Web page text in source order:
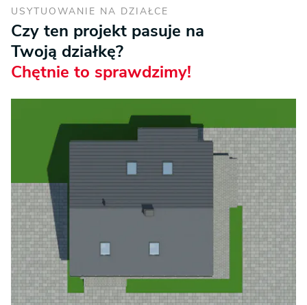
USYTUOWANIE NA DZIAŁCE
Czy ten projekt pasuje na
Twoją działkę?
Chętnie to sprawdzimy!